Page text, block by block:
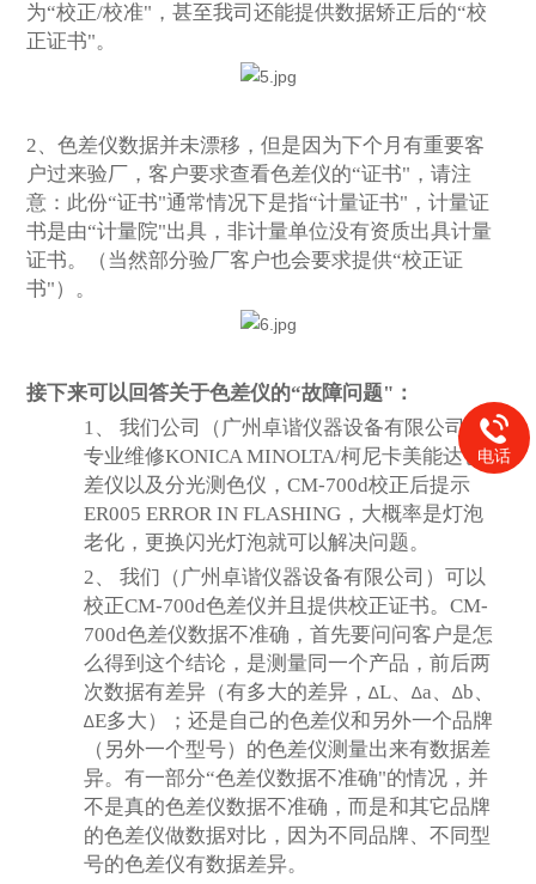
为“校正/校准"，甚至我司还能提供数据矫正后的“校
正证书"。
2、色差仪数据并未漂移，但是因为下个月有重要客
户过来验厂，客户要求查看色差仪的“证书"，请注
意：此份“证书"通常情况下是指“计量证书"，计量证
书是由“计量院"出具，非计量单位没有资质出具计量
证书。（当然部分验厂客户也会要求提供“校正证
书"）。
接下来可以回答关于色差仪的“故障问题"：
1、我们公司
（广州卓谐仪器设备有限公司）
专业维修KONICA MINOLTA/柯尼卡美能达色
差仪以及分光测色仪 ，CM-700d校正后提示
ER005 ERROR IN FLASHING ，大概率是灯泡
老化，更换闪光灯泡就可以解决问题。
2、我们 （广州卓谐仪器设备有限公司）可以
校正CM-700d色差仪并且提供校正证书。CM-
700d色差仪数据不准确，首先要问问客户是怎
么得到这个结论，是测量同一个产品，前后两
次数据有差异（有多大的差异，∆L、∆a、∆b、
∆E多大 ）；还是自己的色差仪和另外一个品牌
（另外一个型号）的色差仪测量出来有数据差
异。有一部分“色差仪数据不准确"的情况，并
不是真的色差仪数据不准确，而是和其它品牌
的色差仪做数据对比，因为不同品牌、不同型
号的色差仪有数据差异。
电话